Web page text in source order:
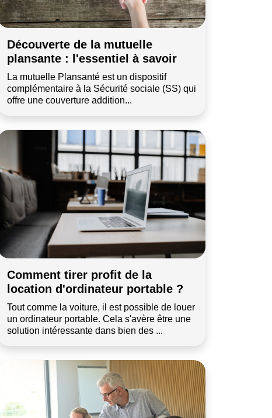
Découverte de la mutuelle
plansante : l'essentiel à savoir
La mutuelle Plansanté est un dispositif
complémentaire à la Sécurité sociale (SS) qui
offre une couverture addition...
Comment tirer profit de la
location d'ordinateur portable ?
Tout comme la voiture, il est possible de louer
un ordinateur portable. Cela s'avère être une
solution intéressante dans bien des ...